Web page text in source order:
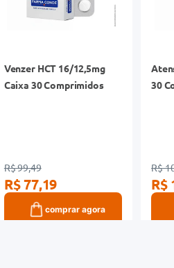
Venzer HCT 16/12,5mg
Caixa 30 Comprimidos
R$ 99,49
R$ 77,19
comprar agora
30
R$
R$